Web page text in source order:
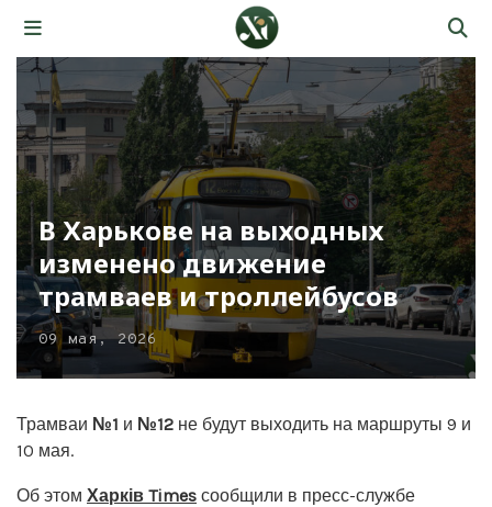
В Харькове на выходных
изменено движение
трамваев и троллейбусов
09 мая, 2026
Трамваи №1 и №12 не будут выходить на маршруты 9 и
10 мая.
Об этом Харків Times сообщили в пресс-службе